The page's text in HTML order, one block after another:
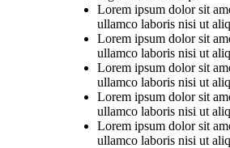
Lorem ipsum dolor sit
ullamco laboris nisi ut
Lorem ipsum dolor sit
ullamco laboris nisi ut
Lorem ipsum dolor sit
ullamco laboris nisi ut
Lorem ipsum dolor sit
ullamco laboris nisi ut
Lorem ipsum dolor sit
ullamco laboris nisi ut